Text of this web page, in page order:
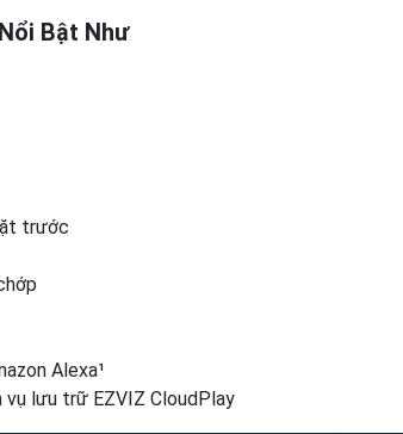
Bật Như
trước
Alexa¹
vụ lưu trữ EZVIZ CloudPlay